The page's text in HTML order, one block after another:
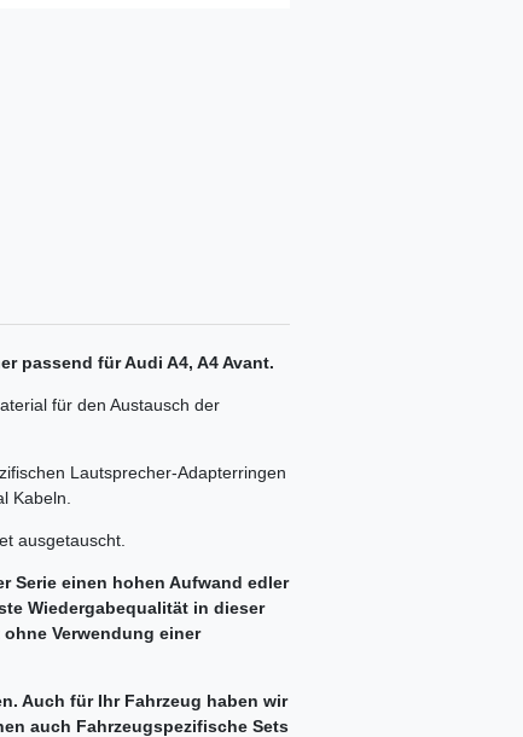
passend für Audi A4, A4 Avant.
für den Austausch der
Lautsprecher-Adapterringen
Kabeln.
ausgetauscht.
Serie einen hohen Aufwand edler
Wiedergabequalität in dieser
Verwendung einer
Auch für Ihr Fahrzeug haben wir
auch Fahrzeugspezifische Sets